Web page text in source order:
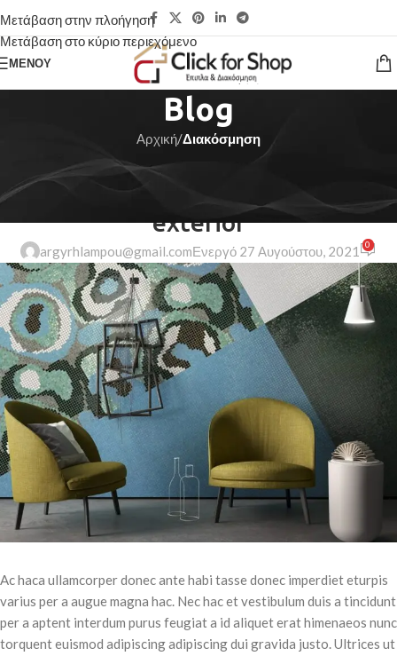
Μετάβαση στην πλοήγηση
Μετάβαση στο κύριο περιεχόμενο
ΜΕΝΟΎ
Blog
Αρχική/Διακόσμηση
Creative water features and
exterior
argyrhlampou@gmail.comΕνεργό 27 Αυγούστου, 2021 0
Ac haca ullamcorper donec ante habi tasse donec imperdiet eturpis
varius per a augue magna hac. Nec hac et vestibulum duis a tincidunt
per a aptent interdum purus feugiat a id aliquet erat himenaeos nunc
torquent euismod adipiscing adipiscing dui gravida justo. Ultrices ut